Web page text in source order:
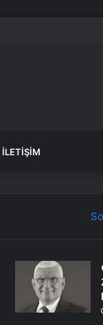
İLETIŞIM